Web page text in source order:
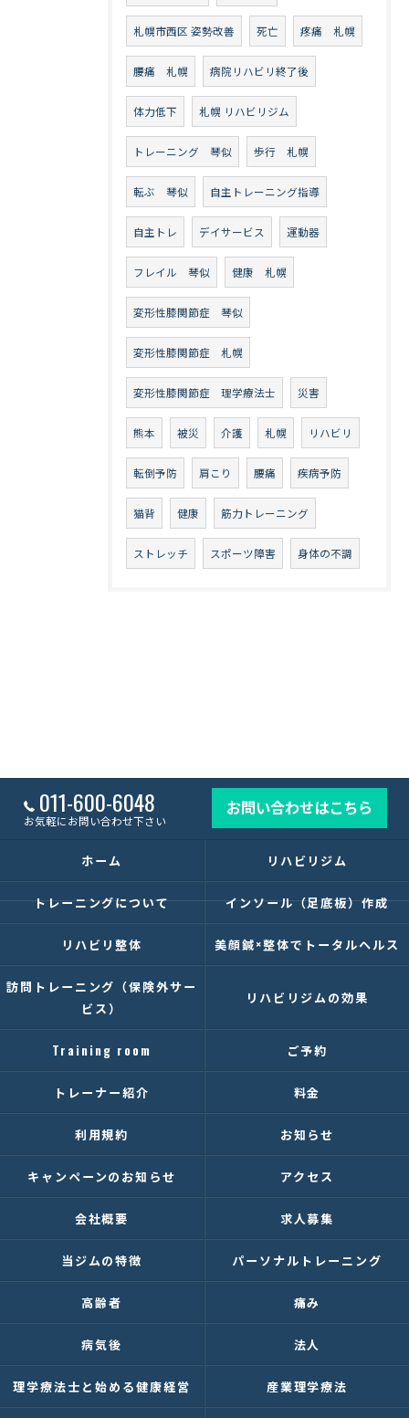
札幌市西区 姿勢改善 死亡 疼痛 札幌
腰痛 札幌 病院リハビリ終了後
体力低下 札幌 リハビリジム
トレーニング 琴似 歩行 札幌
転ぶ 琴似 自主トレーニング指導
自主トレ デイサービス 運動器
フレイル 琴似 健康 札幌
変形性膝関節症 琴似
変形性膝関節症 札幌
変形性膝関節症 理学療法士 災害
熊本 被災 介護 札幌 リハビリ
転倒予防 肩こり 腰痛 疾病予防
猫背 健康 筋力トレーニング
ストレッチ スポーツ障害 身体の不調
011-600-6048
お気軽にお問い合わせ下さい
お問い合わせはこちら
ホーム リハビリジム
トレーニングについて インソール（足底板）作成
リハビリ整体 美顔鍼×整体でトータルヘルス
訪問トレーニング（保険外サー
ビス）
リハビリジムの効果
Training room ご予約
トレーナー紹介 料金
利用規約 お知らせ
キャンペーンのお知らせ アクセス
会社概要 求人募集
当ジムの特徴 パーソナルトレーニング
高齢者 痛み
病気後 法人
理学療法士と始める健康経営 産業理学療法